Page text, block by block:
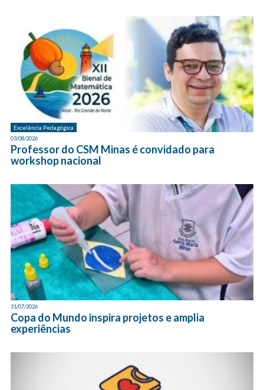
Excelência Pedagógica
03/08/2026
Professor do CSM Minas é convidado para
workshop nacional
31/07/2026
Copa do Mundo inspira projetos e amplia
experiências